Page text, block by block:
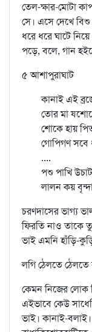
তেল-ক্ষার-মোটা
সে। এসে দেখে
ধরে ধরে ঘাটে
পড়ে, বলে, গান
৫ আশাপুরাঘাট
কানাই এই
তোর মা যশোদে
শোকে হায়
গোপিগণ সবে
....
পশু পাখি
লালন কয়
চরণদাসের ভাগ্য
ফিরতি নাও তাকে
ভাই এমনি হাঁড়ি-
লগি ঠেলতে ঠেলতে
কেমন নিজের লোক
এইভাবে কেউ
ভাই। কানাই-